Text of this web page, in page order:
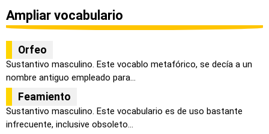
Ampliar vocabulario
Orfeo
Sustantivo masculino. Este vocablo metafórico, se decía a un
nombre antiguo empleado para...
Feamiento
Sustantivo masculino. Este vocabulario es de uso bastante
infrecuente, inclusive obsoleto...